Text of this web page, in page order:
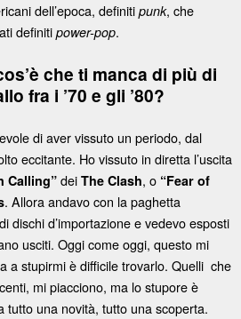
dell’epoca, definiti punk, che
definiti power-pop.
che ti manca di più di
fra i ’70 e gli ’80?
di aver vissuto un periodo, dal
eccitante. Ho vissuto in diretta l’uscita
Calling” dei The Clash, o “Fear of
. Allora andavo con la paghetta
dischi d’importazione e vedevo esposti
usciti. Oggi come oggi, questo mi
a stupirmi è difficile trovarlo. Quelli che
mi piacciono, ma lo stupore è
tutto una novità, tutto una scoperta.